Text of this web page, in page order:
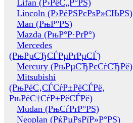
Lifan (Р›РёС„Р°РЅ)
Lincoln (Р›РёРЅРєРѕР»СЊРЅ)
Man (РњР°РЅ)
Mazda (РњР°Р·РґР°)
Mercedes
(РњРµСЂСЃРµРґРµСЃ)
Mercury (РњРµСЂРєСѓСЂРё)
Mitsubishi
(РњРёС‚СЃСѓР±РёСЃРё,
РњРёС†СѓР±РёСЃРё)
Mudan (РњСѓРґР°РЅ)
Neoplan (РќРµРѕРїР»Р°РЅ)